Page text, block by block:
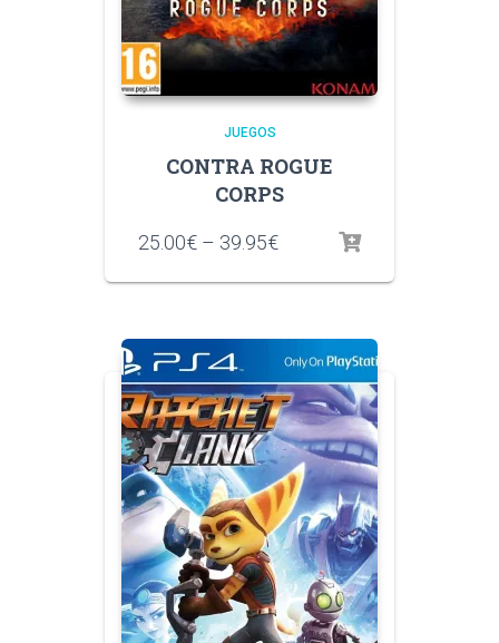
JUEGOS
CONTRA ROGUE
CORPS
25.00€ – 39.95€